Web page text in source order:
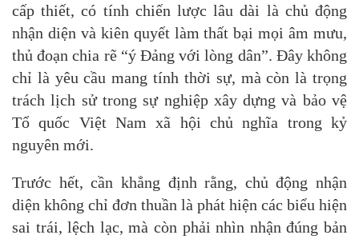
cấp thiết, có tính chiến lược lâu dài là chủ động
nhận diện và kiên quyết làm thất bại mọi âm mưu,
thủ đoạn chia rẽ “ý Đảng với lòng dân”. Đây không
chỉ là yêu cầu mang tính thời sự, mà còn là trọng
trách lịch sử trong sự nghiệp xây dựng và bảo vệ
Tổ quốc Việt Nam xã hội chủ nghĩa trong kỷ
nguyên mới.
Trước hết, cần khẳng định rằng, chủ động nhận
diện không chỉ đơn thuần là phát hiện các biểu hiện
sai trái, lệch lạc, mà còn phải nhìn nhận đúng bản